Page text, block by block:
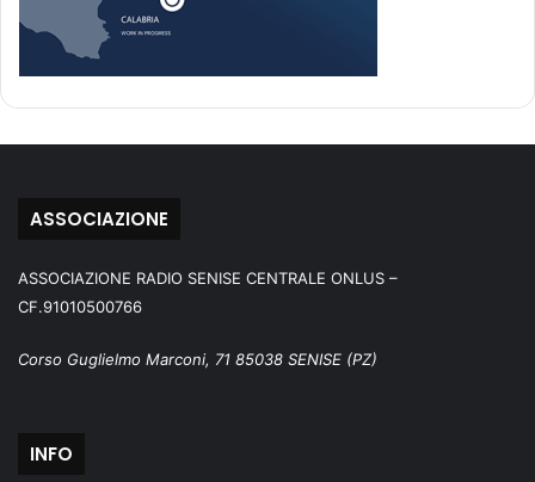
ASSOCIAZIONE
ASSOCIAZIONE RADIO SENISE CENTRALE ONLUS –
CF.91010500766
Corso Guglielmo Marconi, 71 85038 SENISE (PZ)
INFO